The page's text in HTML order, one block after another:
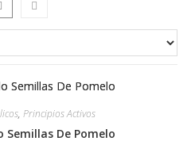
, Principios Activos
Semillas De Pomelo